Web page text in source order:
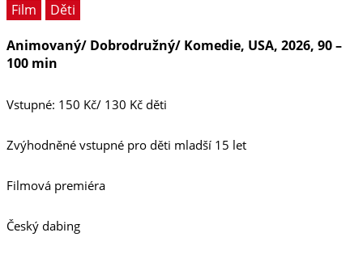
Film
Děti
Animovaný/ Dobrodružný/ Komedie, USA, 2026, 90 –
100 min
Vstupné: 150 Kč/ 130 Kč děti
Zvýhodněné vstupné pro děti mladší 15 let
Filmová premiéra
Český dabing